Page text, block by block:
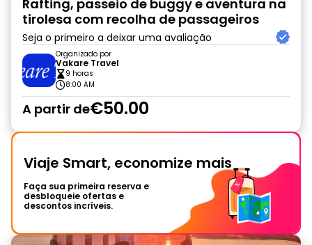
Rafting, passeio de buggy e aventura na
tirolesa com recolha de passageiros
Seja o primeiro a deixar uma avaliação
Organizado por
Vakare Travel
9 horas
8:00 AM
A partir de€50.00
Viaje Smart, economize mais
Faça sua primeira reserva e
desbloqueie ofertas e
descontos incríveis.